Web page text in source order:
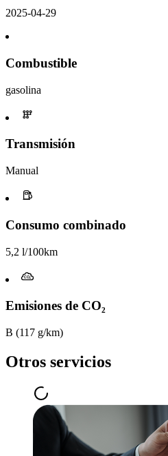
2025-04-29
Combustible
gasolina
Transmisión
Manual
Consumo combinado
5,2 l/100km
Emisiones de CO₂
B (117 g/km)
Otros servicios